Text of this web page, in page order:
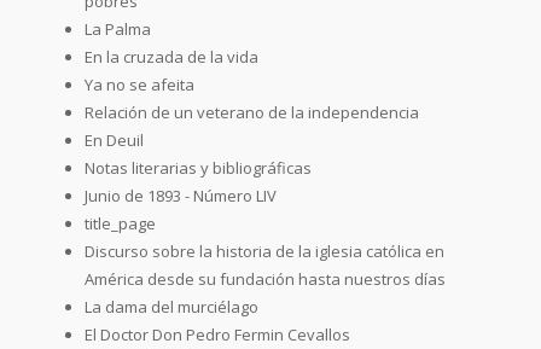
La Palma
En la cruzada de la vida
Ya no se afeita
Relación de un veterano de la independencia
En Deuil
Notas literarias y bibliográficas
Junio de 1893 - Número LIV
title_page
Discurso sobre la historia de la iglesia católica en
América desde su fundación hasta nuestros días
La dama del murciélago
El Doctor Don Pedro Fermin Cevallos